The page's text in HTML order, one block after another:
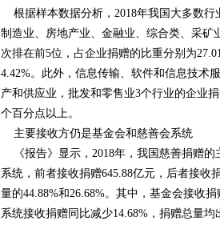
根据样本数据分析，2018年我国大多数行
制造业、房地产业、金融业、综合类、采矿
次排在前5位，占企业捐赠的比重分别为
4.42%。此外，信息传输、软件和信息技术
产和供应业，批发和零售业3个行业的企业
个百分点以上。
主要接收方仍是基金会和慈善会系统
《报告》显示，2018年，我国慈善捐赠的
系统，前者接收捐赠645.88亿元，后者接收
量的44.88%和26.68%。其中，基金会接收
系统接收捐赠同比减少14.68%，捐赠总量